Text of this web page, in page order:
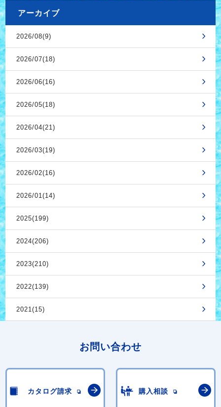
アーカイブ
2026/08(9)
2026/07(18)
2026/06(16)
2026/05(18)
2026/04(21)
2026/03(19)
2026/02(16)
2026/01(14)
2025(199)
2024(206)
2023(210)
2022(139)
2021(15)
お問い合わせ
カタログ請求 購入相談